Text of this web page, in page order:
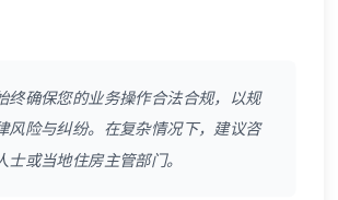
终确保您的业务操作合法合规，以规
风险与纠纷。在复杂情况下，建议咨
士或当地住房主管部门。